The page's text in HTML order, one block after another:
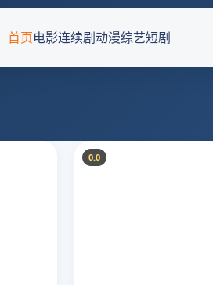
首页电影连续剧动漫综艺短剧
0.0